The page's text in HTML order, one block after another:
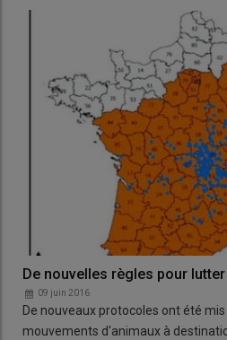
De nouvelles règles pour
09 juin 2016
De nouveaux protocoles ont été
mouvements d'animaux à